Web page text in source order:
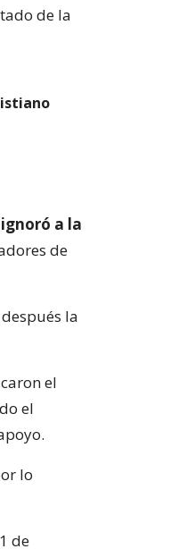
de la
ignoró a la
de
la
el
el
lo
de